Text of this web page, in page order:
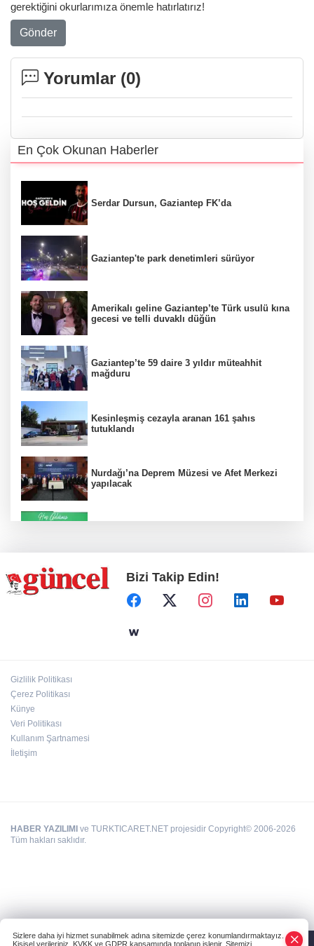
gerektiğini okurlarımıza önemle hatırlatırız!
Gönder
Yorumlar (0)
En Çok Okunan Haberler
Serdar Dursun, Gaziantep FK’da
Gaziantep'te park denetimleri sürüyor
Amerikalı geline Gaziantep’te Türk usulü kına
gecesi ve telli duvaklı düğün
Gaziantep’te 59 daire 3 yıldır müteahhit
mağduru
Kesinleşmiş cezayla aranan 161 şahıs
tutuklandı
Nurdağı’na Deprem Müzesi ve Afet Merkezi
yapılacak
Koruma altındaki çocuklar sporla buluşuyor
Bizi Takip Edin!
Gizlilik Politikası
Çerez Politikası
Künye
Veri Politikası
Kullanım Şartnamesi
İletişim
HABER YAZILIMI ve TURKTICARET.NET projesidir Copyright© 2006-2026
Tüm hakları saklıdır.
Sizlere daha iyi hizmet sunabilmek adına sitemizde çerez konumlandırmaktayız.
Kişisel verileriniz, KVKK ve GDPR kapsamında toplanıp işlenir. Sitemizi